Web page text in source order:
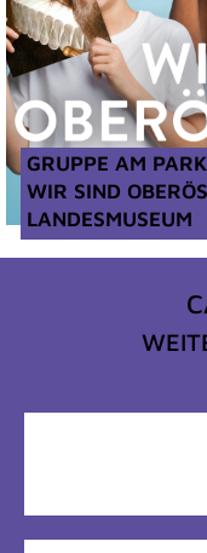
GRUPPE AM PARK
WIR SIND
LANDESMUSEUM